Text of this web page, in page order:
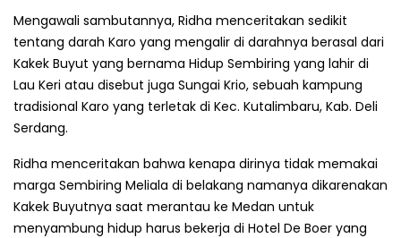
Mengawali sambutannya, Ridha menceritakan sedikit
tentang darah Karo yang mengalir di darahnya berasal dari
Kakek Buyut yang bernama Hidup Sembiring yang lahir di
Lau Keri atau disebut juga Sungai Krio, sebuah kampung
tradisional Karo yang terletak di Kec. Kutalimbaru, Kab. Deli
Serdang.
Ridha menceritakan bahwa kenapa dirinya tidak memakai
marga Sembiring Meliala di belakang namanya dikarenakan
Kakek Buyutnya saat merantau ke Medan untuk
menyambung hidup harus bekerja di Hotel De Boer yang